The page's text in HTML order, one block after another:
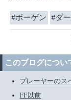
ボーゲン ダ
このブログについ
プレーヤーのス
FF以前